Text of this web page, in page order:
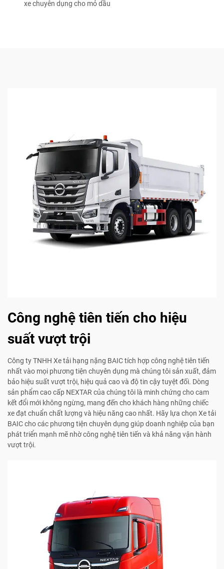
xe chuyên dụng cho mỏ dầu
Công nghệ tiên tiến cho hiệu
suất vượt trội
Công ty TNHH Xe tải hạng nặng BAIC tích hợp công nghệ tiên tiến
nhất vào mọi phương tiện chuyên dụng mà chúng tôi sản xuất, đảm
bảo hiệu suất vượt trội, hiệu quả cao và độ tin cậy tuyệt đối. Dòng
sản phẩm cao cấp NEXTAR của chúng tôi là minh chứng cho cam
kết đổi mới không ngừng, mang đến cho khách hàng những chiếc
xe đạt chuẩn chất lượng và hiệu năng cao nhất. Hãy lựa chọn Xe tải
BAIC cho các phương tiện chuyên dụng giúp doanh nghiệp của bạn
phát triển mạnh mẽ nhờ công nghệ tiên tiến và khả năng vận hành
vượt trội.